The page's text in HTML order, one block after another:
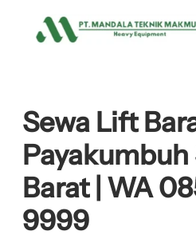
Sewa Lift
Barat | WA
9999